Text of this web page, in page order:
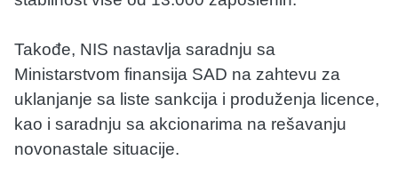
Takođe, NIS nastavlja saradnju sa
Ministarstvom finansija SAD na zahtevu za
uklanjanje sa liste sankcija i produženja licence,
kao i saradnju sa akcionarima na rešavanju
novonastale situacije.